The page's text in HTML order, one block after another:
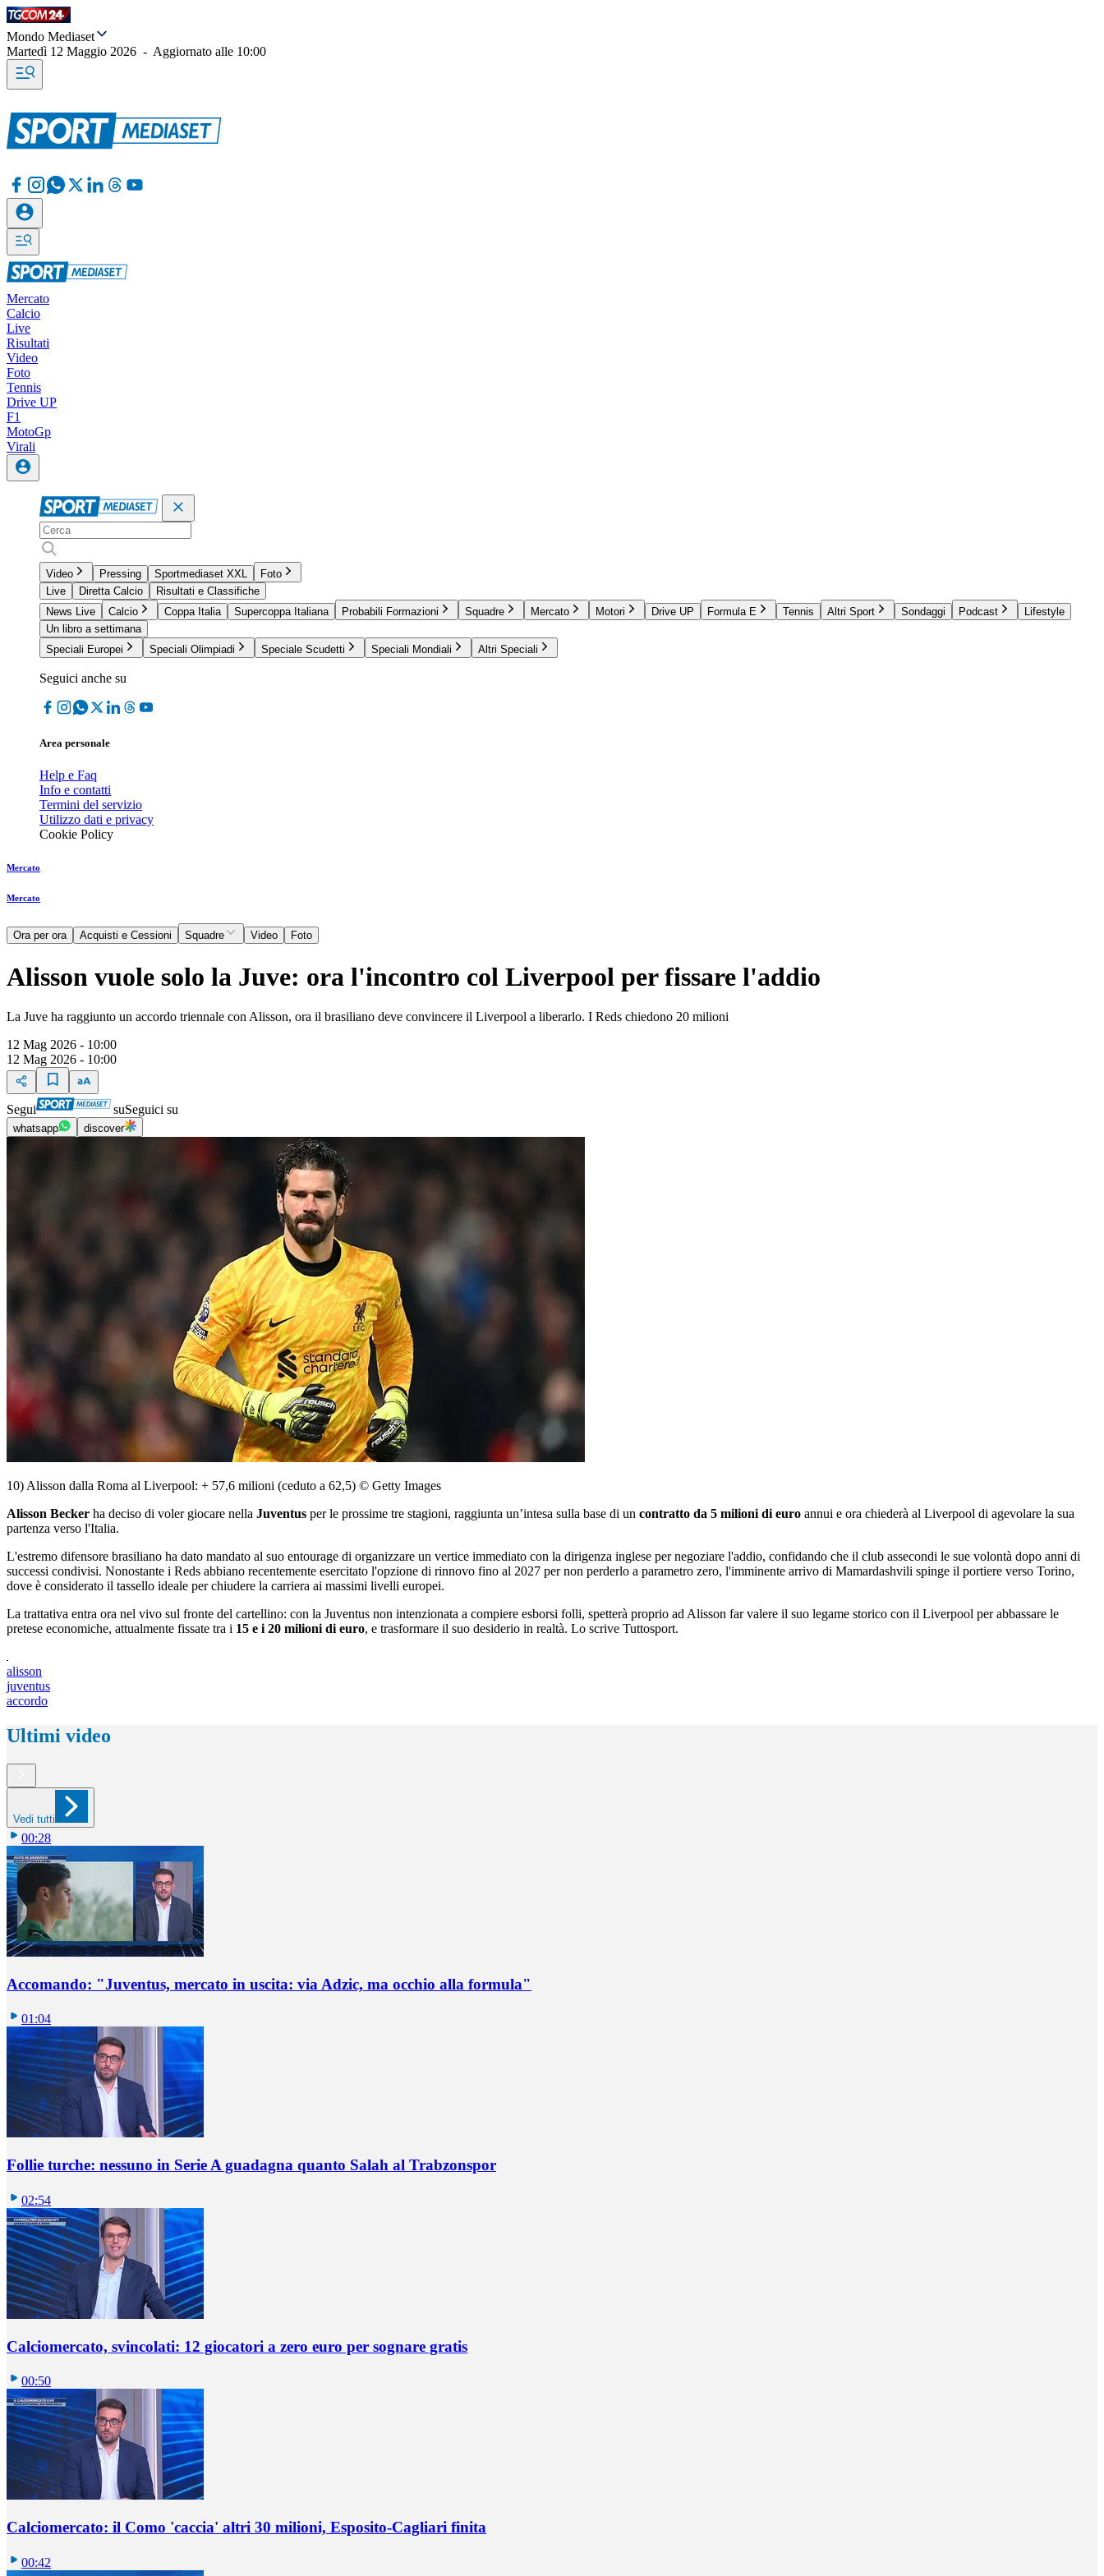
Mondo Mediaset
Martedì 12 Maggio 2026 - Aggiornato alle 10:00
Mercato
Calcio
Live
Risultati
Video
Foto
Tennis
Drive UP
F1
MotoGp
Virali
Video Pressing Sportmediaset XXL
Foto
Live
Diretta Calcio
Risultati e Classifiche
News Live
Calcio Coppa Italia Supercoppa Italiana Probabili Formazioni Squadre Mercato Motori Drive UP Formula E Tennis Altri Sport Sondaggi Podcast
Lifestyle
Un libro a settimana
Speciali Europei
Speciali Olimpiadi Speciale Scudetti Speciali Mondiali Altri Speciali
Seguici anche su
Area personale
Help e Faq
Info e contatti
Termini del servizio
Utilizzo dati e privacy
Cookie Policy
Mercato
Mercato
Ora per ora Acquisti e Cessioni Squadre Video Foto
Alisson vuole solo la Juve: ora l'incontro col Liverpool per fissare l'addio
La Juve ha raggiunto un accordo triennale con Alisson, ora il brasiliano deve convincere il Liverpool a liberarlo. I Reds chiedono 20 milioni
12 Mag 2026 - 10:00
12 Mag 2026 - 10:00
Segui suSeguici su
whatsapp discover
10) Alisson dalla Roma al Liverpool: + 57,6 milioni (ceduto a 62,5) © Getty Images
Alisson Becker ha deciso di voler giocare nella Juventus per le prossime tre stagioni, raggiunta un’intesa sulla base di un contratto da 5 milioni di euro annui e ora chiederà al Liverpool di agevolare la sua
partenza verso l'Italia.
L'estremo difensore brasiliano ha dato mandato al suo entourage di organizzare un vertice immediato con la dirigenza inglese per negoziare l'addio, confidando che il club assecondi le sue volontà dopo anni di
successi condivisi. Nonostante i Reds abbiano recentemente esercitato l'opzione di rinnovo fino al 2027 per non perderlo a parametro zero, l'imminente arrivo di Mamardashvili spinge il portiere verso Torino,
dove è considerato il tassello ideale per chiudere la carriera ai massimi livelli europei.
La trattativa entra ora nel vivo sul fronte del cartellino: con la Juventus non intenzionata a compiere esborsi folli, spetterà proprio ad Alisson far valere il suo legame storico con il Liverpool per abbassare le
pretese economiche, attualmente fissate tra i 15 e i 20 milioni di euro, e trasformare il suo desiderio in realtà. Lo scrive Tuttosport.
alisson
juventus
accordo
Ultimi video
Vedi tutti
00:28
Accomando: "Juventus, mercato in uscita: via Adzic, ma occhio alla formula"
01:04
Follie turche: nessuno in Serie A guadagna quanto Salah al Trabzonspor
02:54
Calciomercato, svincolati: 12 giocatori a zero euro per sognare gratis
00:50
Calciomercato: il Como 'caccia' altri 30 milioni, Esposito-Cagliari finita
00:42